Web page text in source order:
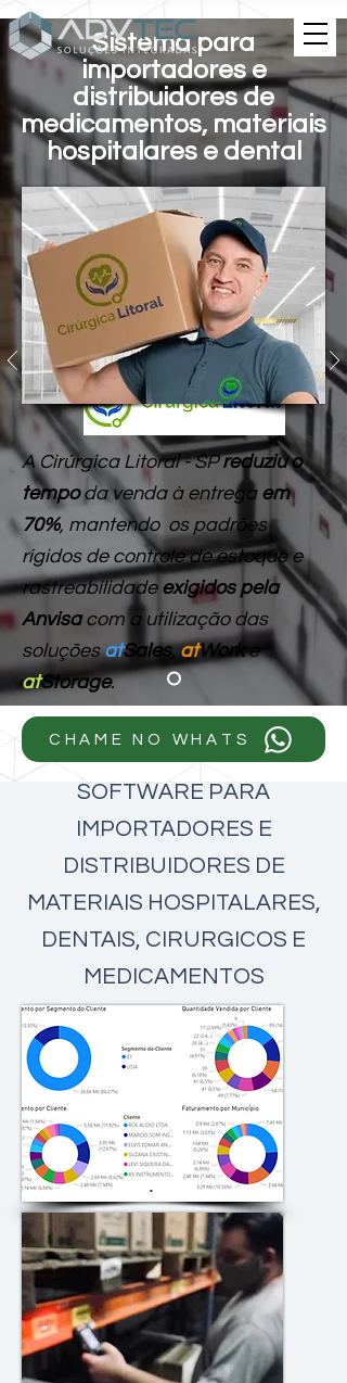
Sistema para
importadores e
distribuidores de
medicamentos, materiais
hospitalares e dental
A Cirúrgica Litoral - SPreduziu o
tempoda venda à entregaem
70%, mantendo os padrões
rígidos de controle de estoque e
rastreabilidade exigidos pela
Anvisacom a utilização das
soluçõesatSales,atWorke
atStorage.
CHAME NO WHATS
SOFTWARE PARA
IMPORTADORES E
DISTRIBUIDORES DE
MATERIAIS HOSPITALARES,
DENTAIS, CIRURGICOS E
MEDICAMENTOS